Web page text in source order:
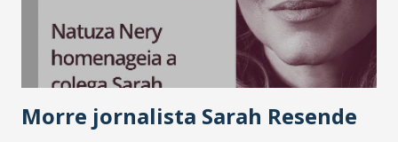
Morre jornalista Sarah Resende